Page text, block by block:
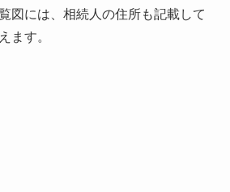
図には、 相続人の住所も記載して
ます。